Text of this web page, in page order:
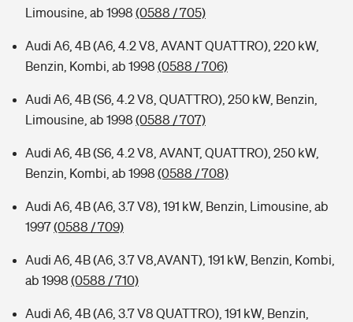
Limousine, ab 1998 (0588 / 705)
Audi A6, 4B (A6, 4.2 V8, AVANT QUATTRO), 220 kW,
Benzin, Kombi, ab 1998 (0588 / 706)
Audi A6, 4B (S6, 4.2 V8, QUATTRO), 250 kW, Benzin,
Limousine, ab 1998 (0588 / 707)
Audi A6, 4B (S6, 4.2 V8, AVANT, QUATTRO), 250 kW,
Benzin, Kombi, ab 1998 (0588 / 708)
Audi A6, 4B (A6, 3.7 V8), 191 kW, Benzin, Limousine, ab
1997(0588 / 709)
Audi A6, 4B (A6, 3.7 V8,AVANT), 191 kW, Benzin, Kombi,
ab 1998 (0588 / 710)
Audi A6, 4B (A6, 3.7 V8 QUATTRO), 191 kW, Benzin,